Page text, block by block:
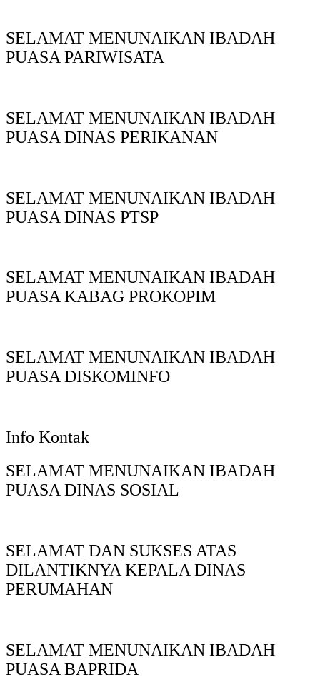
SELAMAT MENUNAIKAN IBADAH
PUASA PARIWISATA
SELAMAT MENUNAIKAN IBADAH
PUASA DINAS PERIKANAN
SELAMAT MENUNAIKAN IBADAH
PUASA DINAS PTSP
SELAMAT MENUNAIKAN IBADAH
PUASA KABAG PROKOPIM
SELAMAT MENUNAIKAN IBADAH
PUASA DISKOMINFO
Info Kontak
SELAMAT MENUNAIKAN IBADAH
PUASA DINAS SOSIAL
SELAMAT DAN SUKSES ATAS
DILANTIKNYA KEPALA DINAS
PERUMAHAN
SELAMAT MENUNAIKAN IBADAH
PUASA BAPRIDA